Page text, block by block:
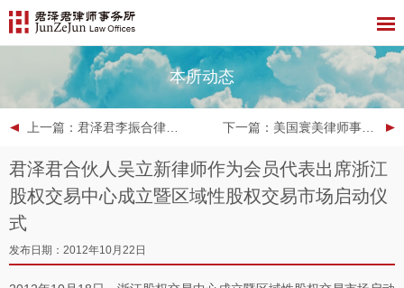
本所动态
上一篇 ：君泽君李振合律师荣膺“客户最青睐的二十位中国顶级律师”之一 下一篇 ：美国寰美律师事务所一行考察君泽君成都分所
君泽君合伙人吴立新律师作为会员代表出席浙江
股权交易中心成立暨区域性股权交易市场启动仪
式
发布日期：2012年10月22日